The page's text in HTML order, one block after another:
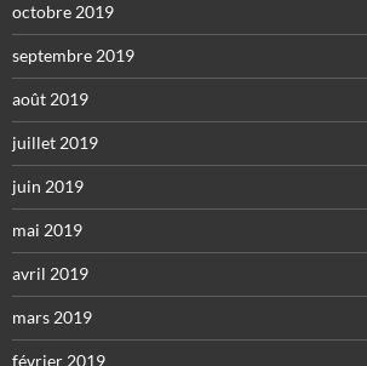
octobre 2019
septembre 2019
août 2019
juillet 2019
juin 2019
mai 2019
avril 2019
mars 2019
février 2019